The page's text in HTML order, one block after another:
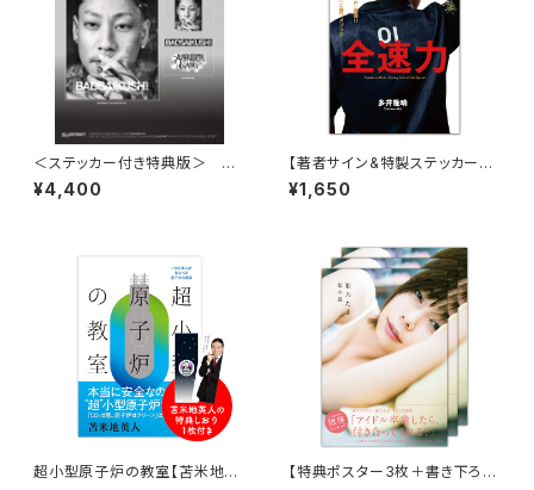
＜ステッカー付き特典版＞ BL
UEPRINT THE RECORDS
ショップオリジナル限定ステッカ
¥4,400
【著者サイン&特製ステッカー付
き】全速力~人気ナンバー1雀士
が語る「ビジネスメソッド」／多
¥1,650
超小型原子炉の教室【苫米地英
【特典ポスター3枚＋書き下ろし